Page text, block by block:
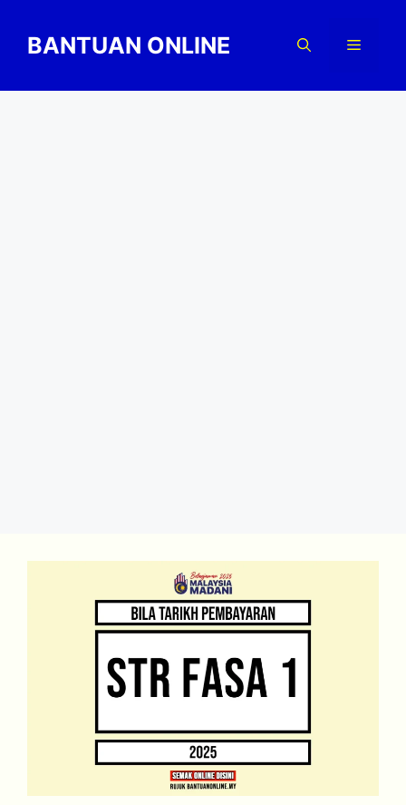
contentBANTUAN ONLINE Menu